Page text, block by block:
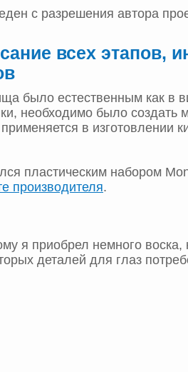
с разрешения автора
всех этапов,
было естественным как в
необходимо было создать
в изготовлении
пластическим набором
производителя.
я приобрел немного воска,
деталей для глаз